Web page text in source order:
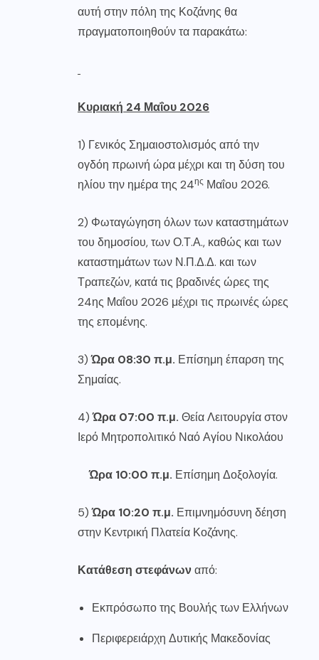
αυτή στην πόλη της Κοζάνης θα
πραγματοποιηθούν τα παρακάτω:
Κυριακή 24 Μαΐου 2026
1) Γενικός Σημαιοστολισμός από την
ογδόη πρωινή ώρα μέχρι και τη δύση του
ηλίου την ημέρα της 24ης Μαΐου 2026.
2) Φωταγώγηση όλων των καταστημάτων
του δημοσίου, των Ο.Τ.Α., καθώς και των
καταστημάτων των Ν.Π.Δ.Δ. και των
Τραπεζών, κατά τις βραδινές ώρες της
24ης Μαΐου 2026 μέχρι τις πρωινές ώρες
της επομένης.
3)Ώρα 08:30 π.μ. Επίσημη έπαρση της
Σημαίας.
4)Ώρα 07:00 π.μ. Θεία Λειτουργία στον
Ιερό Μητροπολιτικό Ναό Αγίου Νικολάου
Ώρα 10:00 π.μ. Επίσημη Δοξολογία.
5)Ώρα 10:20 π.μ. Επιμνημόσυνη δέηση
στην Κεντρική Πλατεία Κοζάνης.
Κατάθεση στεφάνωναπό:
Εκπρόσωπο της Βουλής των Ελλήνων
Περιφερειάρχη Δυτικής Μακεδονίας